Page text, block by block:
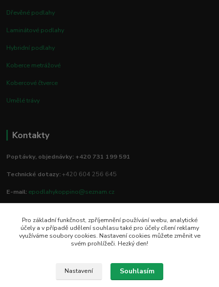
Dřevěné podlahy
Laminátové podlahy
Hybridní podlahy
Koberce metrážové
Kobercové čtverce
Umělé trávy
Kontakty
Poptávky, objednávky: +420 731 199 591
Technické dotazy:+420 604 256 645
E-mail: epodlahykoppino@seznam.cz
Prodejna/vzorkovna:
Studio Podlah
Mírové náměstí 16/15
Pro základní funkčnost, zpříjemnění používání webu, analytické
účely a v případě udělení souhlasu také pro účely cílení reklamy
využíváme soubory cookies. Nastavení cookies můžete změnit ve
svém prohlížeči. Hezký den!
Nastavení Souhlasím